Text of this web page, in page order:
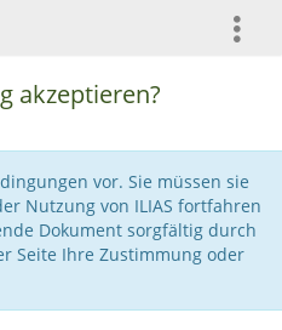
more
akzeptieren?
vor. Sie müssen sie
Nutzung von ILIAS fortfahren
Dokument sorgfältig durch
Seite Ihre Zustimmung oder